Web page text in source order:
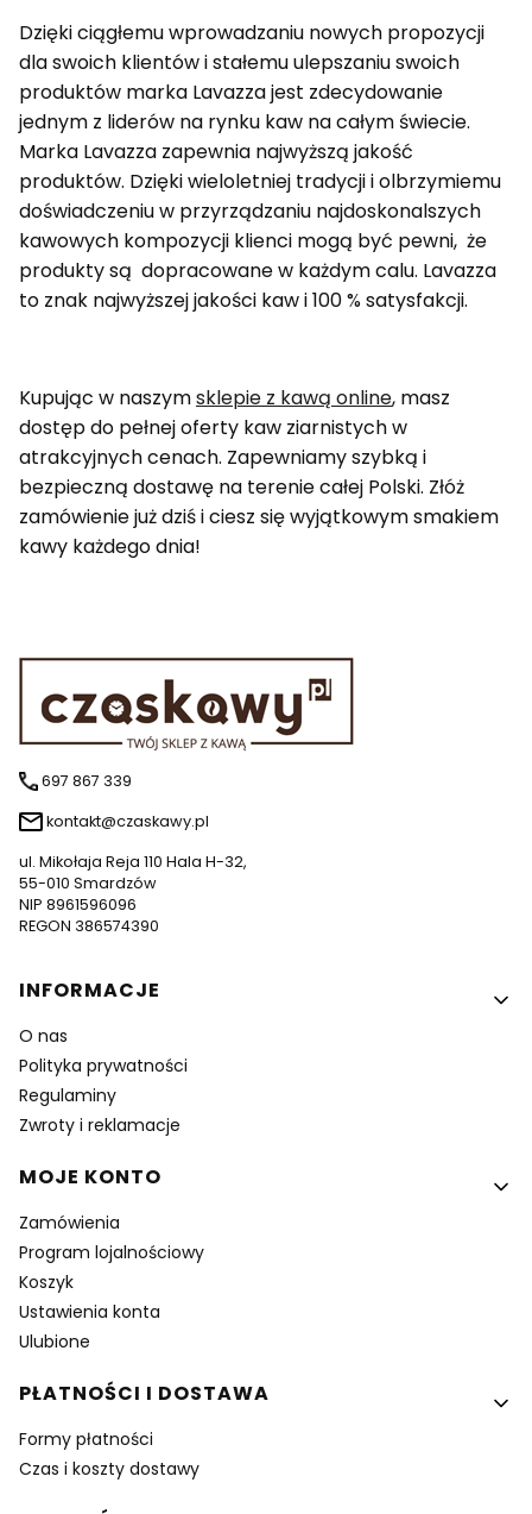
Dzięki ciągłemu wprowadzaniu nowych propozycji
dla swoich klientów i stałemu ulepszaniu swoich
produktów marka Lavazza jest zdecydowanie
jednym z liderów na rynku kaw na całym świecie.
Marka Lavazza zapewnia najwyższą jakość
produktów. Dzięki wieloletniej tradycji i olbrzymiemu
doświadczeniu w przyrządzaniu najdoskonalszych
kawowych kompozycji klienci mogą być pewni, że
produkty są dopracowane w każdym calu. Lavazza
to znak najwyższej jakości kaw i 100 % satysfakcji.
Kupując w naszymsklepie z kawą online, masz
dostęp do pełnej oferty kaw ziarnistych w
atrakcyjnych cenach. Zapewniamy szybką i
bezpieczną dostawę na terenie całej Polski. Złóż
zamówienie już dziś i ciesz się wyjątkowym smakiem
kawy każdego dnia!
697 867 339
kontakt@czaskawy.pl
ul. Mikołaja Reja 110 Hala H-32,
55-010 Smardzów
NIP 8961596096
REGON 386574390
Linki w stopce
INFORMACJE
O nas
Polityka prywatności
Regulaminy
Zwroty i reklamacje
MOJE KONTO
Zamówienia
Program lojalnościowy
Koszyk
Ustawienia konta
Ulubione
PŁATNOŚCI I DOSTAWA
Formy płatności
Czas i koszty dostawy